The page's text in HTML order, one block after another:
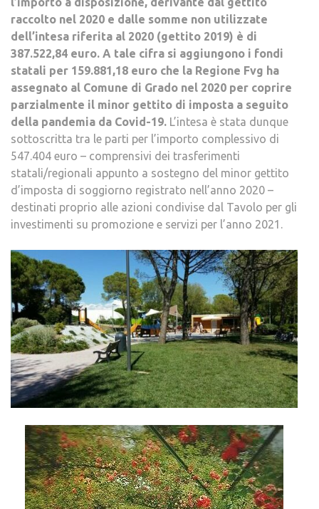
raccolto nel 2020 e dalle somme non utilizzate
dell’intesa riferita al 2020 (gettito 2019) è di
387.522,84 euro. A tale cifra si aggiungono i fondi
statali per 159.881,18 euro che la Regione Fvg ha
assegnato al Comune di Grado nel 2020 per coprire
parzialmente il minor gettito di imposta a seguito
della pandemia da Covid-19. L’intesa è stata dunque
sottoscritta tra le parti per l’importo complessivo di
547.404 euro – comprensivi dei trasferimenti
statali/regionali appunto a sostegno del minor gettito
d’imposta di soggiorno registrato nell’anno 2020 –
destinati proprio alle azioni condivise dal Tavolo per gli
investimenti su promozione e servizi per l’anno 2021.